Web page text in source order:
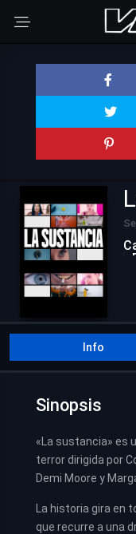
Info
Sinopsis
«La sustancia» es
terror dirigida por
Demi Moore y
La historia gira en
que recurre a una